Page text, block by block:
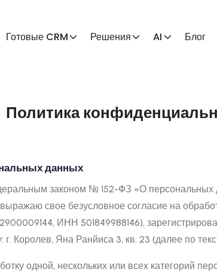
Готовые CRM Решения AI Блог
Политика
данных
законом № 152-ФЗ «О персональных
свое безусловное согласие на
ИНН 501849988146),
Королев, Яна Ранйиса 3, кв. 23 (далее по
одной, нескольких или всех категорий